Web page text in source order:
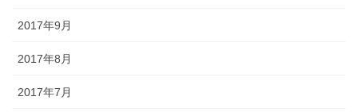
2017年9月
2017年8月
2017年7月